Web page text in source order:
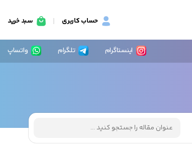
حساب کاربری سبد خرید
اینستاگرام تلگرام واتساپ